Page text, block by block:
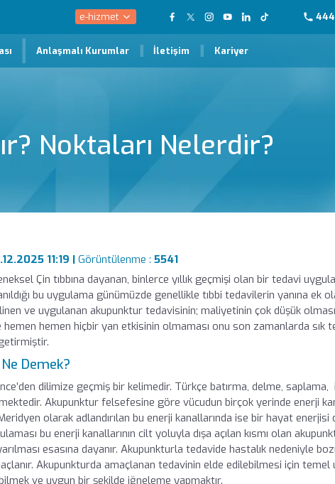
e-hizmet
Anlaşmalı Kurumlar İletişim Kariyer
Noktaları Nelerdir?
11:19 |Görüntülenme :5541
Çin tıbbına dayanan, binlerce yıllık geçmişi olan bir tedavi
bu uygulama günümüzde genellikle tıbbi tedavilerin yanına ek
ve uygulanan akupunktur tedavisinin; maliyetinin çok düşük
hemen hemen hiçbir yan etkisinin olmaması onu son zamanlarda sık
Demek?
dilimize geçmiş bir kelimedir. Türkçe batırma, delme, saplama,
Akupunktur felsefesine göre vücudun birçok yerinde enerji
olarak adlandırılan bu enerji kanallarında ise bir hayat enerjisi
bu enerji kanallarının cilt yoluyla dışa açılan kısmı olan
esasına dayanır. Akupunkturla tedavide hastalık nedeniyle
Akupunkturda amaçlanan tedavinin elde edilebilmesi için temel
ve uygun bir şekilde iğneleme yapmaktır.